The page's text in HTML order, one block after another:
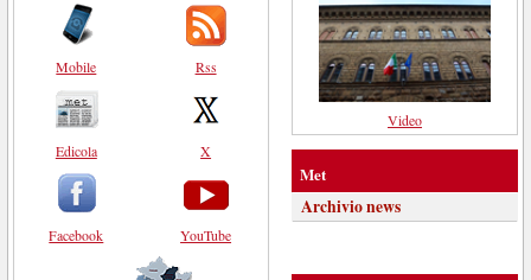
Mobile
Edicola
Facebook
Rss
X
YouTube
Video
Met
Archivio news